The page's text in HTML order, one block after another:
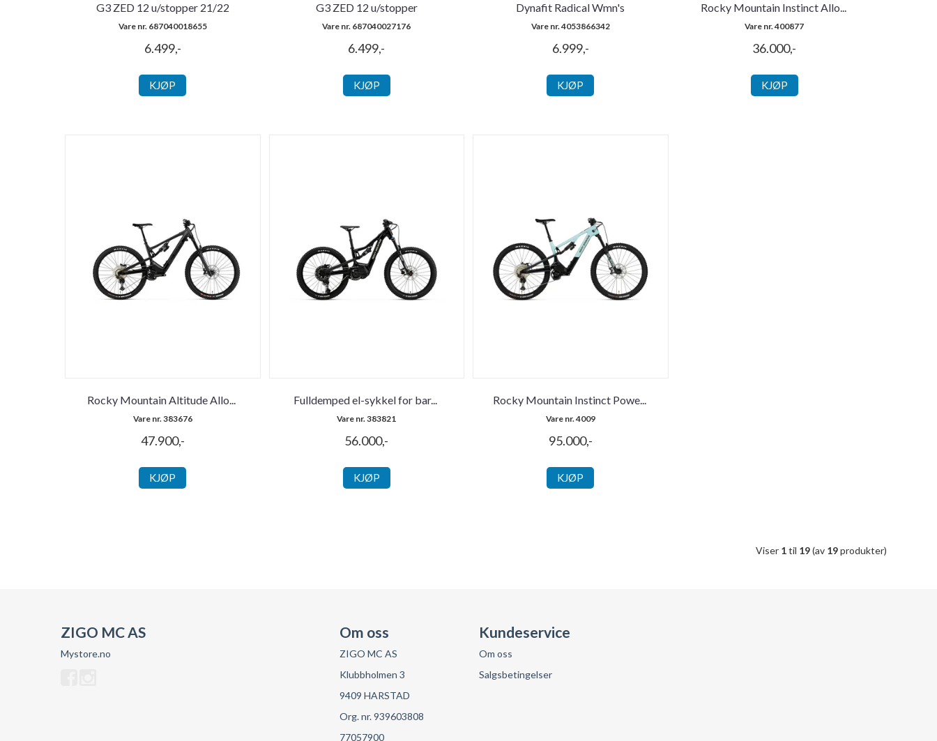
G3 ZED 12 u/stopper 21/22
Vare nr. 687040018655
6.499,-
KJØP
G3 ZED 12 u/stopper
Vare nr. 687040027176
6.499,-
KJØP
Dynafit Radical Wmn's
Vare nr. 4053866342
6.999,-
KJØP
Rocky Mountain Instinct Allo...
Vare nr. 400877
36.000,-
KJØP
Rocky Mountain Altitude Allo...
Vare nr. 383676
47.900,-
KJØP
Fulldemped el-sykkel for bar...
Vare nr. 383821
56.000,-
KJØP
Rocky Mountain Instinct Powe...
Vare nr. 4009
95.000,-
KJØP
Viser 1til 19(av 19produkter)
ZIGO MC AS
Mystore.no
Om oss
ZIGO MC AS
Klubbholmen 3
9409 HARSTAD
Org. nr. 939603808
77057900
Kundeservice
Om oss
Salgsbetingelser